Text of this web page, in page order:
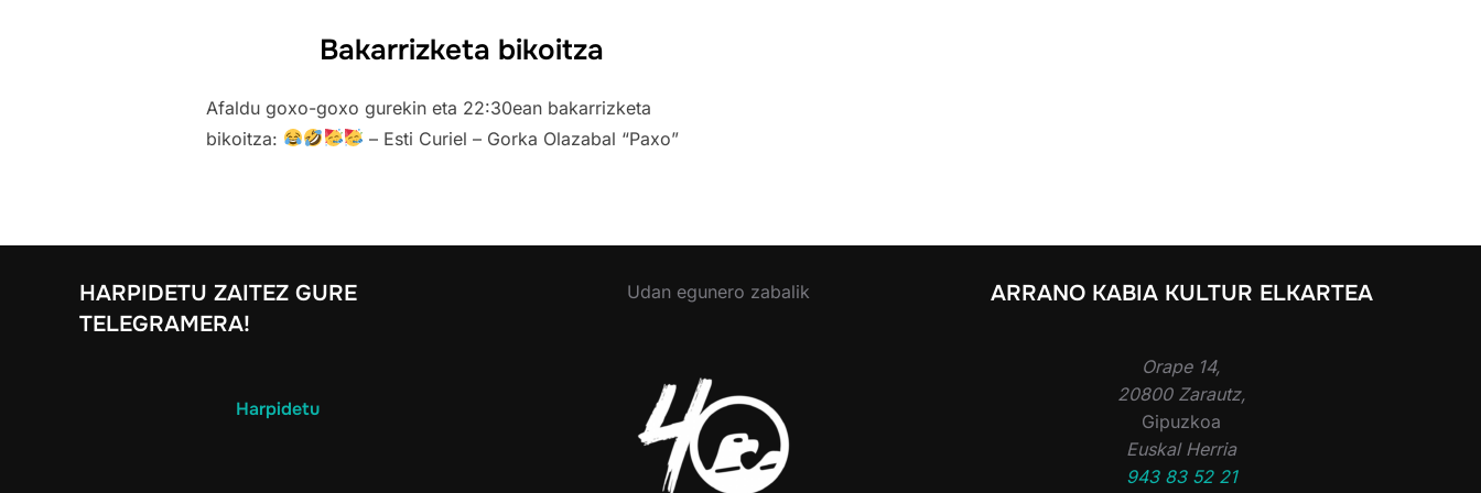
Bakarrizketa bikoitza
Afaldu goxo-goxo gurekin eta 22:30ean bakarrizketa
bikoitza:
– Esti Curiel – Gorka Olazabal “Paxo”
HARPIDETU ZAITEZ GURE
TELEGRAMERA!
Harpidetu
Udan egunero zabalik ARRANO KABIA KULTUR ELKARTEA
Orape 14,
20800 Zarautz,
Gipuzkoa
Euskal Herria
943 83 52 21